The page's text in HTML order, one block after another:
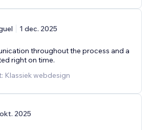
1 dec. 2025
throughout the process and a
right on time.
Klassiek webdesign
2025